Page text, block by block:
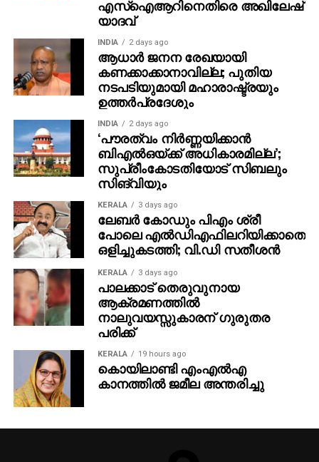
INDIA 2 days ago
ആധാർ ജനന രേഖയായി
കണക്കാക്കാനാവില്ല; പുതിയ
നടപടിയുമായി മഹാരാഷ്ട്രയും
ഉത്തർപ്രദേശും
INDIA 2 days ago
‘പൗരത്വം നിര്‍ണ്ണയിക്കാന്‍
ബിഎല്‍ഒയ്ക്ക് അധികാരമില്ല’;
സുപ്രീംകോടതിയോട് സിബലും
സിങ്‌വിയും
KERALA 3 days ago
ലേബര്‍ കോഡും പിഎം ശ്രീ
പോലെ എല്‍ഡിഎഫിലറിയിക്കാതെ
ഒളിച്ചുകടത്തി; വി.ഡി സതീശന്‍
KERALA 3 days ago
പാലക്കാട് തെരുവുനായ
ആക്രമണത്തില്‍
നാലുവയസ്സുകാരന് ഗുരുതര
പരിക്ക്
KERALA 19 hours ago
കൊയിലാണ്ടി എംഎല്‍എ
കാനത്തില്‍ ജമീല അന്തരിച്ചു